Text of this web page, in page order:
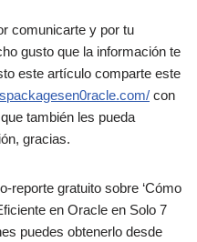
comunicarte y por tu
gusto que la información te
este artículo comparte este
con
también les pueda
gracias.
reporte gratuito sobre ‘Cómo
en Oracle en Solo 7
puedes obtenerlo desde